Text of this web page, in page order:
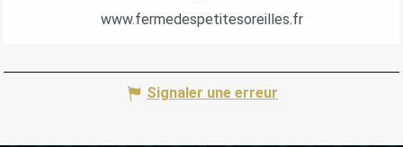
www.fermedespetitesoreilles.fr
Signaler une erreur